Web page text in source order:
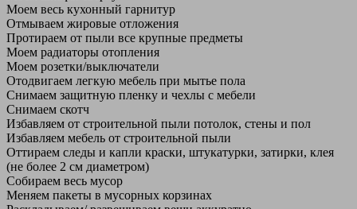
Моем весь кухонный гарнитур
Отмываем жировые отложения
Протираем от пыли все крупные предметы
Моем радиаторы отопления
Моем розетки/выключатели
Отодвигаем легкую мебель при мытье пола
Снимаем защитную пленку и чехлы с мебели
Снимаем скотч
Избавляем от строительной пыли потолок, стены и пол
Избавляем мебель от строительной пыли
Оттираем следы и капли краски, штукатурки, затирки, клея
(не более 2 см диаметром)
Собираем весь мусор
Меняем пакеты в мусорных корзинах